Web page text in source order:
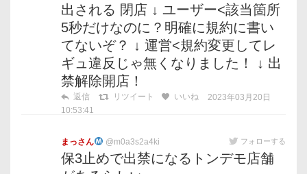
出される 閉店 ↓ ユーザー<該当箇所
5秒だけなのに？明確に規約に書い
てないぞ？ ↓ 運営<規約変更してレ
ギュ違反じゃ無くなりました！ ↓ 出
禁解除開店！
返信 リツイート いいね
2023年03月20日
10:53:41
まっさん @m0a3s2a4ki フォローする
保3止めで出禁になるトンデモ店舗